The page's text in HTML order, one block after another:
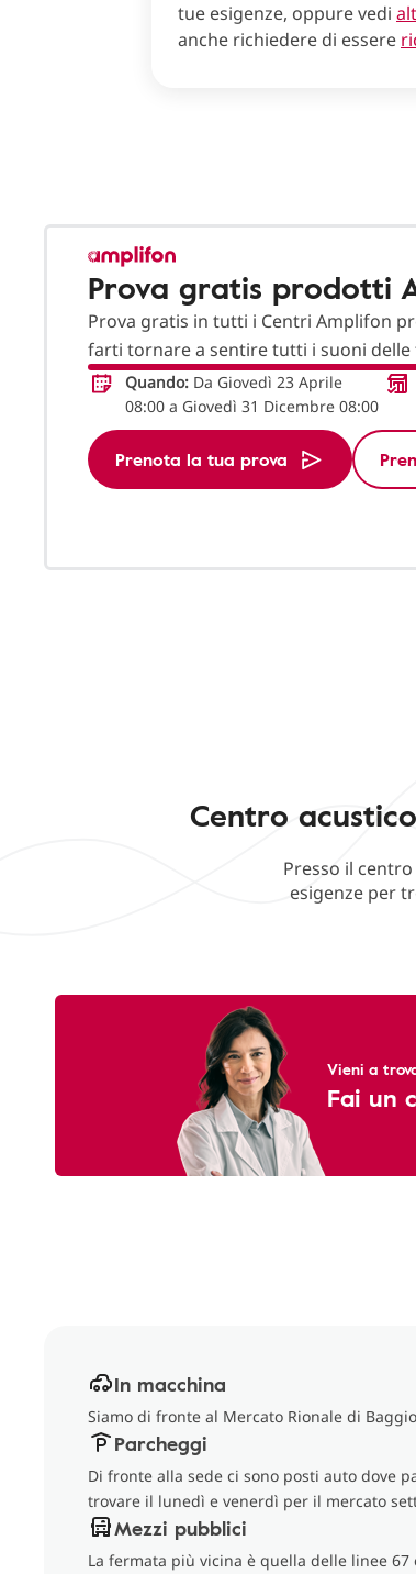
tue esigenze, oppure vedi
anche richiedere di essere
Prova gratis prodotti
Prova gratis in tutti i Centri Amplifon
farti tornare a sentire tutti i suoni delle
Quando: Da Giovedì 23 Aprile
08:00 a Giovedì 31 Dicembre 08:00
Prenota la tua prova
Centro
Presso il
esigenze per
Vieni a
Fai un
In macchina
Siamo di fronte al Mercato Rionale di Baggio
Parcheggi
Di fronte alla sede ci sono posti auto dove
trovare il lunedì e venerdì per il mercato
Mezzi pubblici
La fermata più vicina è quella delle linee 67